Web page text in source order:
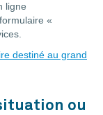
ligne
«
destiné au grand
ou